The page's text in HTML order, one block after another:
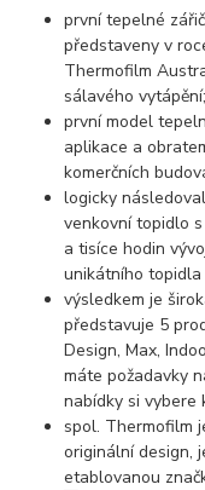
první tepelné
představeny v
Thermofilm
sálavého vytápění;
první model
aplikace a
komerčních
logicky
venkovní topidlo
a tisíce hodin
unikátního topidla
výsledkem je
představuje 5
Design, Max,
máte požadavky
nabídky si vybere
spol. Thermofilm
originální design,
etablovanou